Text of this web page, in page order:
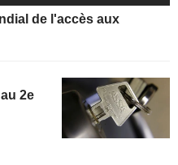
de l'accès aux
2e